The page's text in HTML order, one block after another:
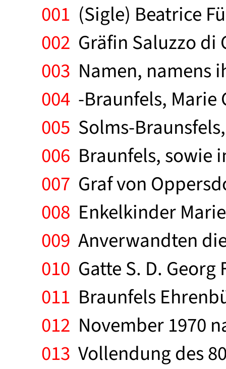
001 (Sigle) Beatrice
002 Gräfin Saluzzo
003 Namen, namens
004 -Braunfels,
005 Solms-
006 Braunfels, sowie
007 Graf von
008 Enkelkinder
009 Anverwandten
010 Gatte S. D.
011 Braunfels
012 November 1970
013 Vollendung des